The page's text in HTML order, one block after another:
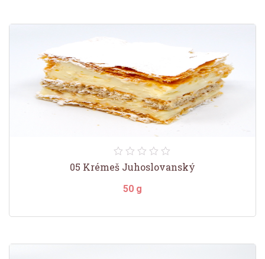
05 Krémeš Juhoslovanský
50 g